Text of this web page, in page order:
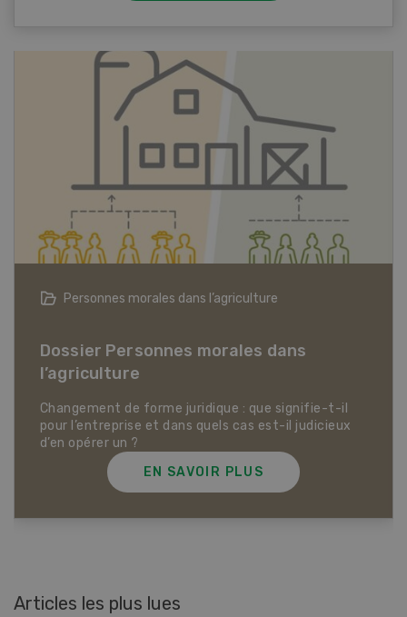
Articles biologiques
Dossier Articles biologiques
EN SAVOIR PLUS
Articles les plus lues